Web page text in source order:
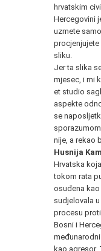
hrvatskim
Hercegovini
uzmete
procjenjujete
sliku.
Jer ta slika
mjesec, i mi
et studio
aspekte
se
nije, a rekao
Husnija
Hrvatska
tokom rata
osuđena kao
sudjelovala
procesu
Bosni i
kao agresor.